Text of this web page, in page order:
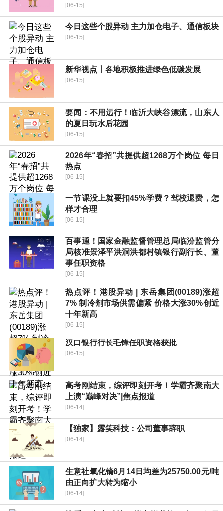
[06-15]
今日这些个股异动 主力加仓电子、通信板块
[06-15]
新华视点丨各地积极推进绿色低碳发展
[06-15]
要闻：不用远行！临沂大峡谷漂流，山东人
的夏日玩水后花园
[06-15]
2026年“春招”共提供超1268万个岗位 每日
热点
[06-15]
一节课没上就要扣45%学费？驾校退费，怎
样才合理
[06-15]
百事通！国家金融监督管理总局临汾监管分
局核准景泽平洪洞洪都村镇银行副行长、董
事任职资格
[06-15]
热点评！港股异动 | 东岳集团(00189)涨超
7% 制冷剂市场供需偏紧 价格大涨30%创近
十年新高
[06-15]
汉口银行行长毛锋任职资格获批
[06-15]
高考刚结束，综评即刻开考！学霸齐聚南大
上演“巅峰对决”|焦点报道
[06-14]
【独家】露笑科技：公司董事辞职
[06-14]
生意社氧化镝6月14日均差为25750.00元/吨
由正向扩大转为缩小
[06-14]